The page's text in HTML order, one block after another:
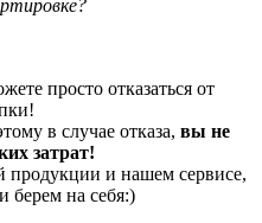
просто отказаться от
в случае отказа, вы не
затрат!
продукции и нашем сервисе,
берем на себя:)